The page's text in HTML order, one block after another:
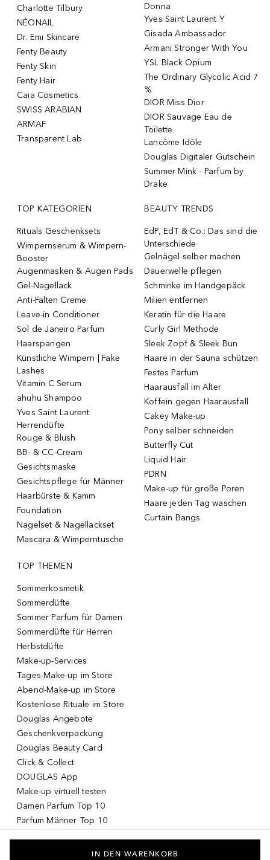
Charlotte Tilbury
NÉONAIL
Dr. Emi Skincare
Fenty Beauty
Fenty Skin
Fenty Hair
Caia Cosmetics
SWISS ARABIAN
ARMAF
Transparent Lab
Donna
Yves Saint Laurent Y
Gisada Ambassador
Armani Stronger With You
YSL Black Opium
The Ordinary Glycolic Acid 7
%
DIOR Miss Dior
DIOR Sauvage Eau de
Toilette
Lancôme Idôle
Douglas Digitaler Gutschein
Summer Mink - Parfum by
Drake
TOP KATEGORIEN
Rituals Geschenksets
Wimpernserum & Wimpern-
Booster
Augenmasken & Augen Pads
Gel-Nagellack
Anti-Falten Creme
Leave-in Conditioner
Sol de Janeiro Parfum
Haarspangen
Künstliche Wimpern | Fake
Lashes
Vitamin C Serum
ahuhu Shampoo
Yves Saint Laurent
Herrendüfte
Rouge & Blush
BB- & CC-Cream
Gesichtsmaske
Gesichtspflege für Männer
Haarbürste & Kamm
Foundation
Nagelset & Nagellackset
Mascara & Wimperntusche
BEAUTY TRENDS
EdP, EdT & Co.: Das sind die
Unterschiede
Gelnägel selber machen
Dauerwelle pflegen
Schminke im Handgepäck
Milien entfernen
Keratin für die Haare
Curly Girl Methode
Sleek Zopf & Sleek Bun
Haare in der Sauna schützen
Festes Parfum
Haarausfall im Alter
Koffein gegen Haarausfall
Cakey Make-up
Pony selber schneiden
Butterfly Cut
Liquid Hair
PDRN
Make-up für große Poren
Haare jeden Tag waschen
Curtain Bangs
TOP THEMEN
Sommerkosmetik
Sommerdüfte
Sommer Parfum für Damen
Sommerdüfte für Herren
Herbstdüfte
Make-up-Services
Tages-Make-up im Store
Abend-Make-up im Store
Kostenlose Rituale im Store
Douglas Angebote
Geschenkverpackung
Douglas Beauty Card
Click & Collect
DOUGLAS App
Make-up virtuell testen
Damen Parfum Top 10
Parfum Männer Top 10
Koreanische KosmetikIN DEN WARENKORB